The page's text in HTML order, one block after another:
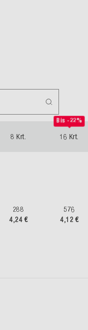
8 Krt.
Bis -22%
16 Krt.
288
4,24 €
576
4,12 €